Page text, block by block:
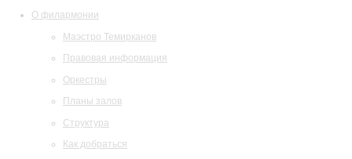
О филармонии
Маэстро Темирканов
Правовая информация
Оркестры
Планы залов
Структура
Как добраться